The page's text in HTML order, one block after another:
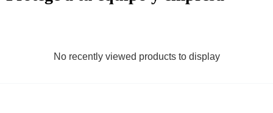
No recently viewed products to display